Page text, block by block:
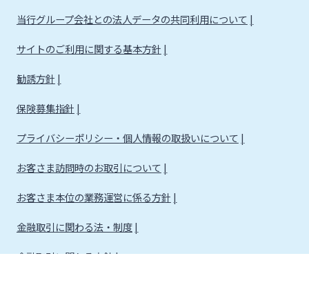
当行グループ会社との法人データの共同利用について
サイトのご利用に関する基本方針
勧誘方針
保険募集指針
プライバシーポリシー・個人情報の取扱いについて
お客さま訪問時のお取引について
お客さま本位の業務運営に係る方針
金融取引に関わる法・制度
金融取引に関わる方針